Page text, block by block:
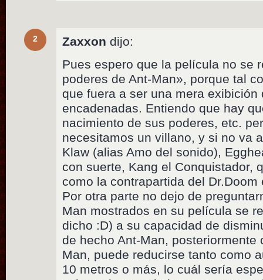
2 Zaxxon dijo:
Pues espero que la película no se
poderes de Ant-Man», porque tal
que fuera a ser una mera exibición
encadenadas. Entiendo que hay
nacimiento de sus poderes, etc.
necesitamos un villano, y si no va
Klaw (alias Amo del sonido),
con suerte, Kang el Conquistador,
como la contrapartida del Dr.Doom
Por otra parte no dejo de
Man mostrados en su película se
dicho :D) a su capacidad de
de hecho Ant-Man, posteriormente
Man, puede reducirse tanto como
10 metros o más, lo cuál sería